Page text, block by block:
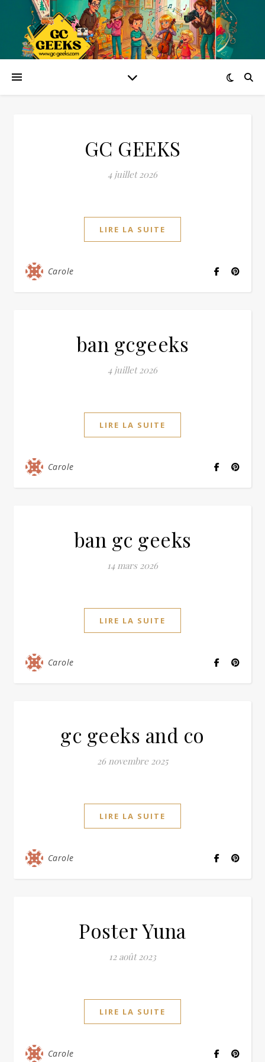
GC GEEKS
4 juillet 2026
LIRE LA SUITE
Carole
ban gcgeeks
4 juillet 2026
LIRE LA SUITE
Carole
ban gc geeks
14 mars 2026
LIRE LA SUITE
Carole
gc geeks and co
26 novembre 2025
LIRE LA SUITE
Carole
Poster Yuna
12 août 2023
LIRE LA SUITE
Carole